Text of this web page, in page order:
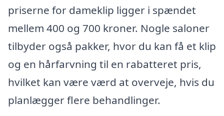
priserne for dameklip ligger i spændet
mellem 400 og 700 kroner. Nogle saloner
tilbyder også pakker, hvor du kan få et klip
og en hårfarvning til en rabatteret pris,
hvilket kan være værd at overveje, hvis du
planlægger flere behandlinger.